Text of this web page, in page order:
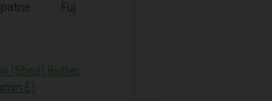
Fuj
(Shea) Butter,
E)